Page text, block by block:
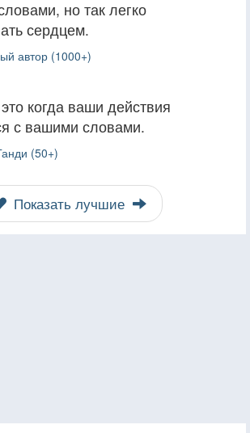
но так легко
сердцем.
автор (1000+)
когда ваши действия
с вашими словами.
(50+)
Показать лучшие